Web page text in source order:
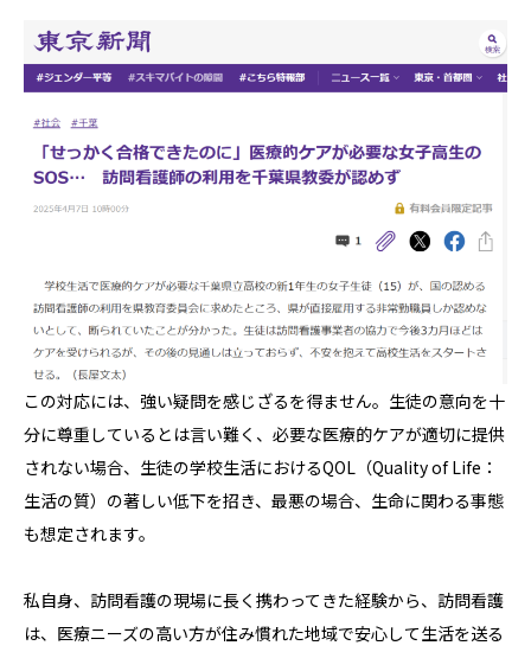
この対応には、強い疑問を感じざるを得ません。生徒の意向を十
分に尊重しているとは言い難く、必要な医療的ケアが適切に提供
されない場合、生徒の学校生活におけるQOL（Quality of Life：
生活の質）の著しい低下を招き、最悪の場合、生命に関わる事態
も想定されます。
私自身、訪問看護の現場に長く携わってきた経験から、訪問看護
は、医療ニーズの高い方が住み慣れた地域で安心して生活を送る